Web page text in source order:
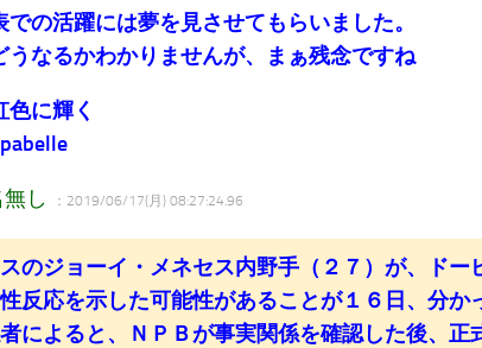
での活躍には夢を見させてもらいました。
うなるかわかりませんが、まぁ残念ですね
に輝く
し ：2019/06/17(月) 08:27:24.96
のジョーイ・メネセス内野手（２７）が、ドー
反応を示した可能性があることが１６日、分か
によると、ＮＰＢが事実関係を確認した後、正